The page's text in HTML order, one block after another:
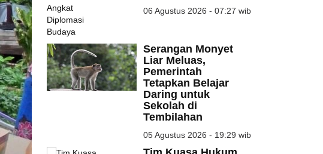
06 Agustus 2026 - 07:27 wib
Serangan Monyet
Liar Meluas,
Pemerintah
Tetapkan Belajar
Daring untuk
Sekolah di
Tembilahan
05 Agustus 2026 - 19:29 wib